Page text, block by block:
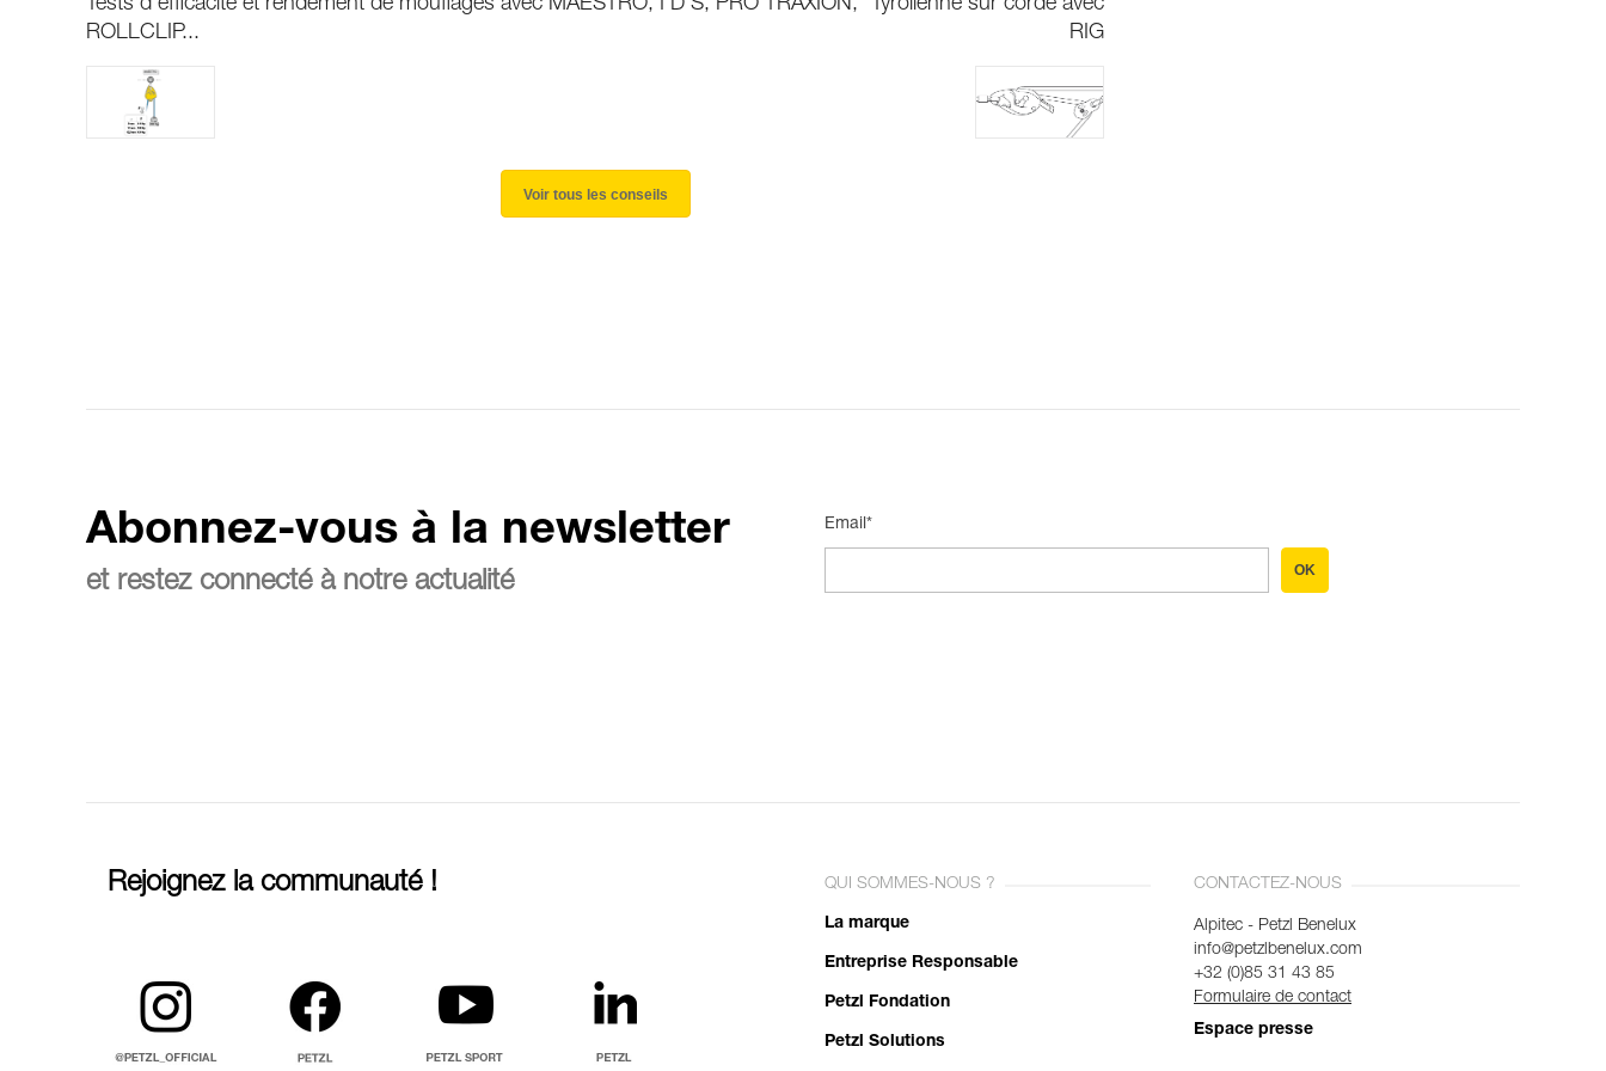
Tests d’efficacité et rendement de mouflages avec MAESTRO, I’D S, PRO TRAXION,
ROLLCLIP...
Tyrolienne sur corde avec
RIG
Voir tous les conseils
Abonnez-vous à la newsletter
et restez connecté à notre actualité
Email*
OK
Rejoignez la communauté ! QUI SOMMES-NOUS ?
La marque
Entreprise Responsable
Petzl Fondation
Petzl Solutions
CONTACTEZ-NOUS
Alpitec - Petzl Benelux
info@petzlbenelux.com
+32 (0)85 31 43 85
Formulaire de contact
Espace presse